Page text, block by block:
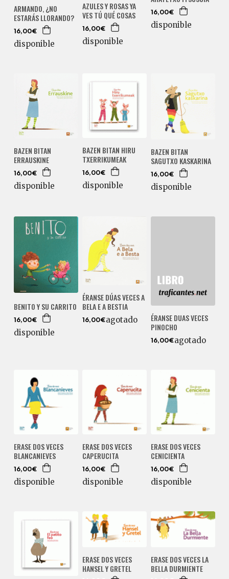
ARMANDO, ¿NO
ESTARÁS LLORANDO?
16,00€
disponible
AZULES Y ROSAS YA
VES TÚ QUÉ COSAS
16,00€
disponible
16,00€
disponible
BAZEN BITAN
ERRAUSKINE
16,00€
disponible
BAZEN BITAN HIRU
TXERRIKUMEAK
16,00€
disponible
BAZEN BITAN
SAGUTXO KASKARINA
16,00€
disponible
BENITO Y SU CARRITO
16,00€
disponible
ÉRANSE DÚAS VECES A
BELA E A BESTIA
16,00€agotado
ÉRANSE DUAS VECES
PINOCHO
16,00€agotado
ERASE DOS VECES
BLANCANIEVES
16,00€
disponible
ERASE DOS VECES
CAPERUCITA
16,00€
disponible
ERASE DOS VECES
CENICIENTA
16,00€
disponible
ERASE DOS VECES
HANSEL Y GRETEL
ERASE DOS VECES LA
BELLA DURMIENTE